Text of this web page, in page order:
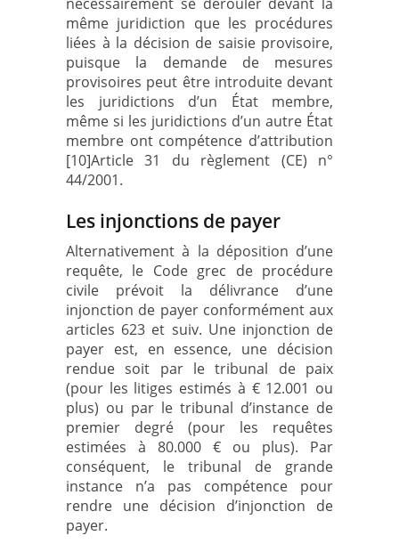
même juridiction que les procédures
liées à la décision de saisie provisoire,
puisque la demande de mesures
provisoires peut être introduite devant
les juridictions d’un État membre,
même si les juridictions d’un autre État
membre ont compétence d’attribution
[10]Article 31 du règlement (CE) n°
44/2001.
Les injonctions de payer
Alternativement à la déposition d’une
requête, le Code grec de procédure
civile prévoit la délivrance d’une
injonction de payer conformément aux
articles 623 et suiv. Une injonction de
payer est, en essence, une décision
rendue soit par le tribunal de paix
(pour les litiges estimés à € 12.001 ou
plus) ou par le tribunal d’instance de
premier degré (pour les requêtes
estimées à 80.000 € ou plus). Par
conséquent, le tribunal de grande
instance n’a pas compétence pour
rendre une décision d’injonction de
payer.